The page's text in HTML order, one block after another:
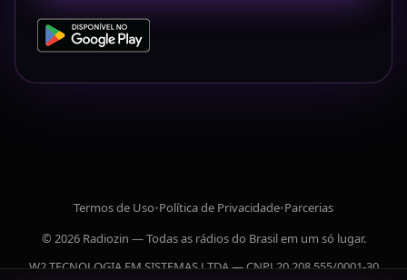
Termos de Uso•Política de Privacidade•Parcerias
© 2026 Radiozin — Todas as rádios do Brasil em um só lugar.
W2 TECNOLOGIA EM SISTEMAS LTDA — CNPJ 20.208.555/0001-30